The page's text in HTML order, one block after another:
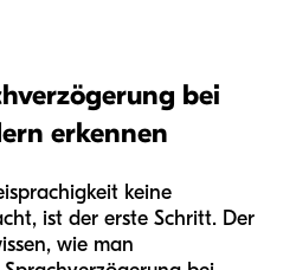
bei
erkennen
keine
ist der erste Schritt. Der
wie man